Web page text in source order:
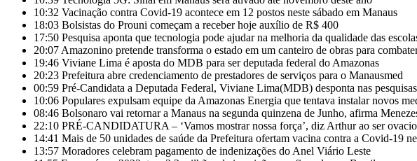
10:32 Vacinação contra Covid-19 acontece em 12 postos neste sábado em Manaus
18:03 Bolsistas do Prouni começam a receber hoje auxílio de R$ 400
17:50 Pesquisa aponta que tecnologia pode ajudar na melhoria da qualidade das
20:07 Amazonino pretende transforma o estado em um canteiro de obras para
19:46 Viviane Lima é aposta do MDB para ser deputada federal do Amazonas
20:23 Prefeitura abre credenciamento de prestadores de serviços para o Manausmed
00:59 Pré-Candidata a Deputada Federal, Viviane Lima(MDB) desponta nas
10:06 Populares expulsam equipe da Amazonas Energia que tentava instalar novos
08:46 Bolsonaro vai retornar a Manaus na segunda quinzena de Junho, afirma
22:10 PRÉ-CANDIDATURA – ‘Vamos mostrar nossa força’, diz Arthur ao ser
14:41 Mais de 50 unidades de saúde da Prefeitura ofertam vacina contra a Covid-19
13:57 Moradores celebram pagamento de indenizações do Anel Viário Leste